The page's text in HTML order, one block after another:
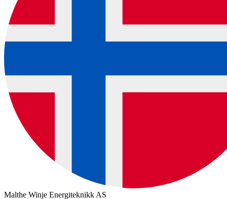
Malthe Winje Energiteknikk AS